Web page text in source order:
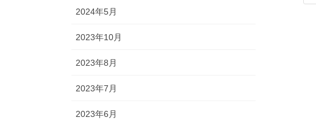
2024年5月
2023年10月
2023年8月
2023年7月
2023年6月